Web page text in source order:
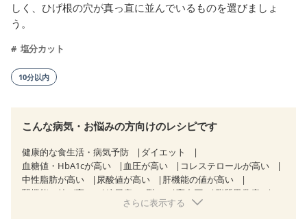
しく、ひげ根の穴が真っ直に並んでいるものを選びましょ
う。
塩分カット
10分以内
こんな病気・お悩みの方向けのレシピです
健康的な食生活・病気予防
ダイエット
血糖値・HbA1cが高い
血圧が高い
コレステロールが高い
中性脂肪が高い
尿酸値が高い
肝機能の値が高い
腎機能の値が高い
糖尿病（2型） 高血圧
脂質異常症
狭心症 心筋梗塞
さらに表示する